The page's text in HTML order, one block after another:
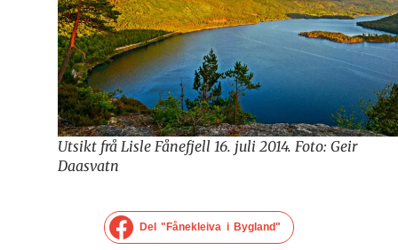
Utsikt frå Lisle Fånefjell 16. juli 2014. Foto: Geir
Daasvatn
Del "Fånekleiva i Bygland"